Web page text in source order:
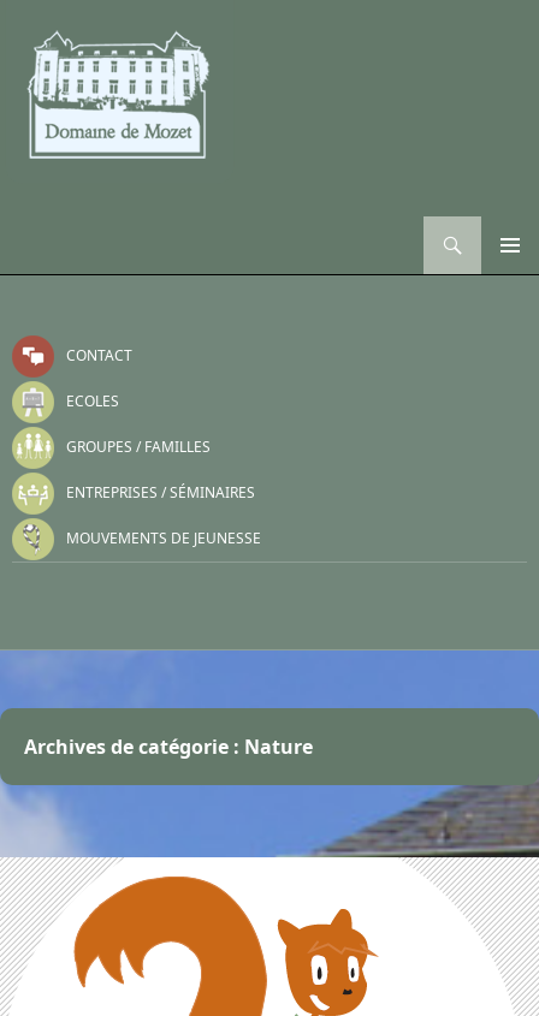
CONTACT
ECOLES
GROUPES / FAMILLES
ENTREPRISES / SÉMINAIRES
MOUVEMENTS DE JEUNESSE
Archives de catégorie : Nature